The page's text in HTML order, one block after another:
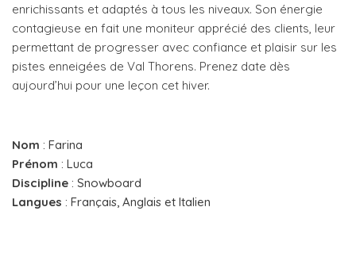
enrichissants et adaptés à tous les niveaux. Son énergie
contagieuse en fait une moniteur apprécié des clients, leur
permettant de progresser avec confiance et plaisir sur les
pistes enneigées de Val Thorens. Prenez date dès
aujourd’hui pour une leçon cet hiver.
Nom : Farina
Prénom : Luca
Discipline : Snowboard
Langues : Français, Anglais et Italien